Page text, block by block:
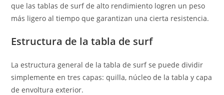
que las tablas de surf de alto rendimiento logren un peso
más ligero al tiempo que garantizan una cierta resistencia.
Estructura de la tabla de surf
La estructura general de la tabla de surf se puede dividir
simplemente en tres capas: quilla, núcleo de la tabla y capa
de envoltura exterior.